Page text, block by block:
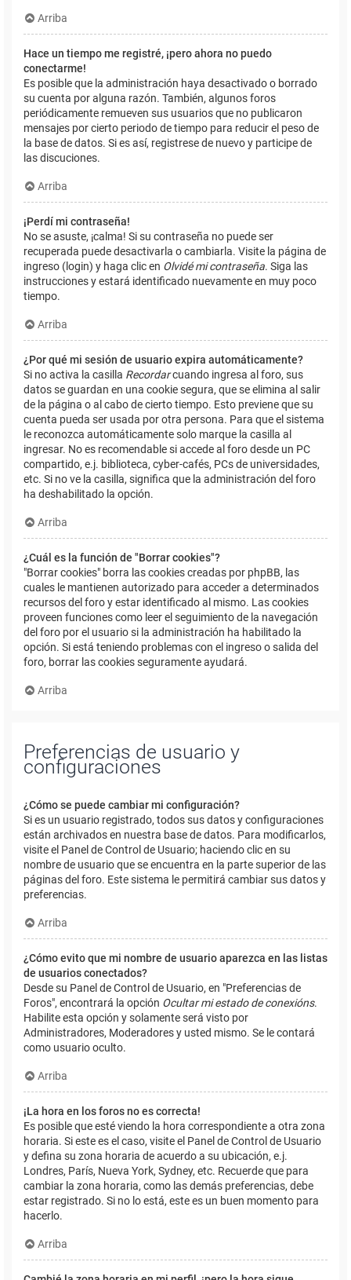
Arriba
Hace un tiempo me registré, ¡pero ahora no puedo
conectarme!
Es posible que la administración haya desactivado o borrado
su cuenta por alguna razón. También, algunos foros
periódicamente remueven sus usuarios que no publicaron
mensajes por cierto periodo de tiempo para reducir el peso de
la base de datos. Si es así, registrese de nuevo y participe de
las discuciones.
Arriba
¡Perdí mi contraseña!
No se asuste, ¡calma! Si su contraseña no puede ser
recuperada puede desactivarla o cambiarla. Visite la página de
ingreso (login) y haga clic en Olvidé mi contraseña. Siga las
instrucciones y estará identificado nuevamente en muy poco
tiempo.
Arriba
¿Por qué mi sesión de usuario expira automáticamente?
Si no activa la casilla Recordarcuando ingresa al foro, sus
datos se guardan en una cookie segura, que se elimina al salir
de la página o al cabo de cierto tiempo. Esto previene que su
cuenta pueda ser usada por otra persona. Para que el sistema
le reconozca automáticamente solo marque la casilla al
ingresar. No es recomendable si accede al foro desde un PC
compartido, e.j. biblioteca, cyber-cafés, PCs de universidades,
etc. Si no ve la casilla, significa que la administración del foro
ha deshabilitado la opción.
Arriba
¿Cuál es la función de "Borrar cookies"?
"Borrar cookies" borra las cookies creadas por phpBB, las
cuales le mantienen autorizado para acceder a determinados
recursos del foro y estar identificado al mismo. Las cookies
proveen funciones como leer el seguimiento de la navegación
del foro por el usuario si la administración ha habilitado la
opción. Si está teniendo problemas con el ingreso o salida del
foro, borrar las cookies seguramente ayudará.
Arriba
Preferencias de usuario y
configuraciones
¿Cómo se puede cambiar mi configuración?
Si es un usuario registrado, todos sus datos y configuraciones
están archivados en nuestra base de datos. Para modificarlos,
visite el Panel de Control de Usuario; haciendo clic en su
nombre de usuario que se encuentra en la parte superior de las
páginas del foro. Este sistema le permitirá cambiar sus datos y
preferencias.
Arriba
¿Cómo evito que mi nombre de usuario aparezca en las listas
de usuarios conectados?
Desde su Panel de Control de Usuario, en "Preferencias de
Foros", encontrará la opción Ocultar mi estado de conexións.
Habilite esta opción y solamente será visto por
Administradores, Moderadores y usted mismo. Se le contará
como usuario oculto.
Arriba
¡La hora en los foros no es correcta!
Es posible que esté viendo la hora correspondiente a otra zona
horaria. Si este es el caso, visite el Panel de Control de Usuario
y defina su zona horaria de acuerdo a su ubicación, e.j.
Londres, París, Nueva York, Sydney, etc. Recuerde que para
cambiar la zona horaria, como las demás preferencias, debe
estar registrado. Si no lo está, este es un buen momento para
hacerlo.
Arriba